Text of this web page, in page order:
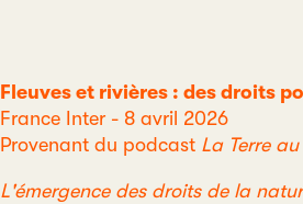
Fleuves et rivières : des droits
France Inter - 8 avril 2026
Provenant du podcast La Terre
L'émergence des droits de la